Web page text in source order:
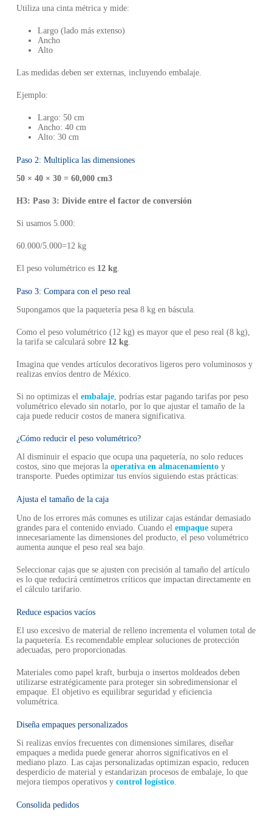
Utiliza una cinta métrica y mide:
Largo (lado más extenso)
Ancho
Alto
Las medidas deben ser externas, incluyendo embalaje.
Ejemplo:
Largo: 50 cm
Ancho: 40 cm
Alto: 30 cm
Paso 2: Multiplica las dimensiones
50 × 40 × 30 = 60,000 cm3
H3: Paso 3: Divide entre el factor de conversión
Si usamos 5.000:
60.000/5.000=12 kg
El peso volumétrico es 12 kg.
Paso 3: Compara con el peso real
Supongamos que la paquetería pesa 8 kg en báscula.
Como el peso volumétrico (12 kg) es mayor que el peso real (8 kg),
la tarifa se calculará sobre 12 kg.
Imagina que vendes artículos decorativos ligeros pero voluminosos y
realizas envíos dentro de México.
Si no optimizas el embalaje, podrías estar pagando tarifas por peso
volumétrico elevado sin notarlo, por lo que ajustar el tamaño de la
caja puede reducir costos de manera significativa.
¿Cómo reducir el peso volumétrico?
Al disminuir el espacio que ocupa una paquetería, no solo reduces
costos, sino que mejoras la operativa en almacenamientoy
transporte. Puedes optimizar tus envíos siguiendo estas prácticas:
Ajusta el tamaño de la caja
Uno de los errores más comunes es utilizar cajas estándar demasiado
grandes para el contenido enviado. Cuando el empaquesupera
innecesariamente las dimensiones del producto, el peso volumétrico
aumenta aunque el peso real sea bajo.
Seleccionar cajas que se ajusten con precisión al tamaño del artículo
es lo que reducirá centímetros críticos que impactan directamente en
el cálculo tarifario.
Reduce espacios vacíos
El uso excesivo de material de relleno incrementa el volumen total de
la paquetería. Es recomendable emplear soluciones de protección
adecuadas, pero proporcionadas.
Materiales como papel kraft, burbuja o insertos moldeados deben
utilizarse estratégicamente para proteger sin sobredimensionar el
empaque. El objetivo es equilibrar seguridad y eficiencia
volumétrica.
Diseña empaques personalizados
Si realizas envíos frecuentes con dimensiones similares, diseñar
empaques a medida puede generar ahorros significativos en el
mediano plazo. Las cajas personalizadas optimizan espacio, reducen
desperdicio de material y estandarizan procesos de embalaje, lo que
mejora tiempos operativos y control logístico.
Consolida pedidos